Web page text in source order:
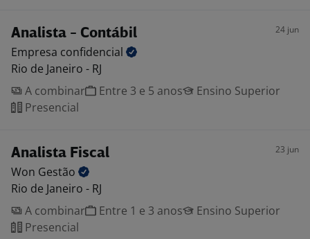
Analista - Contábil 24 jun
Empresa confidencial
Rio de Janeiro - RJ
A combinar
Entre 3 e 5 anos
Ensino Superior
Presencial
Analista Fiscal 23 jun
Won Gestão
Rio de Janeiro - RJ
A combinar
Entre 1 e 3 anos
Ensino Superior
Presencial